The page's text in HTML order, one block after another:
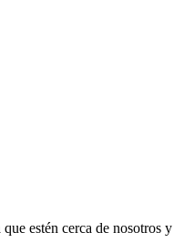
estén cerca de nosotros